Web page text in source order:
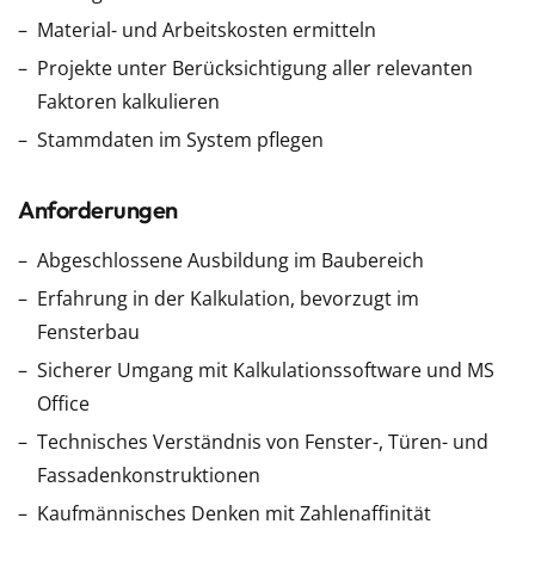
Material- und Arbeitskosten ermitteln
Projekte unter Berücksichtigung aller relevanten
Faktoren kalkulieren
Stammdaten im System pflegen
Anforderungen
Abgeschlossene Ausbildung im Baubereich
Erfahrung in der Kalkulation, bevorzugt im
Fensterbau
Sicherer Umgang mit Kalkulationssoftware und MS
Office
Technisches Verständnis von Fenster-, Türen- und
Fassadenkonstruktionen
Kaufmännisches Denken mit Zahlenaffinität